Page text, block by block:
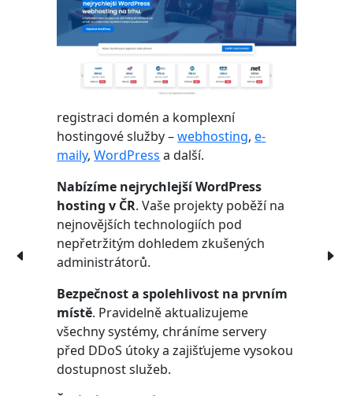
registraci domén a komplexní
hostingové služby –webhosting,e-
maily,WordPress a další.
Nabízíme nejrychlejší WordPress
hosting v ČR. Vaše projekty poběží na
nejnovějších technologiích pod
nepřetržitým dohledem zkušených
administrátorů.
Bezpečnost a spolehlivost na prvním
místě. Pravidelně aktualizujeme
všechny systémy, chráníme servery
před DDoS útoky a zajišťujeme vysokou
dostupnost služeb.